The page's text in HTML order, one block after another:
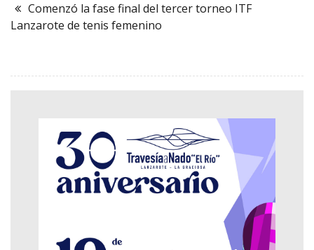
Comenzó la fase final del tercer torneo ITF
Lanzarote de tenis femenino